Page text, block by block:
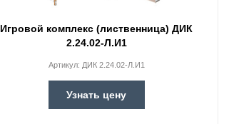
Игровой комплекс (лиственница) ДИК
2.24.02-Л.И1
Артикул: ДИК 2.24.02-Л.И1
Узнать цену